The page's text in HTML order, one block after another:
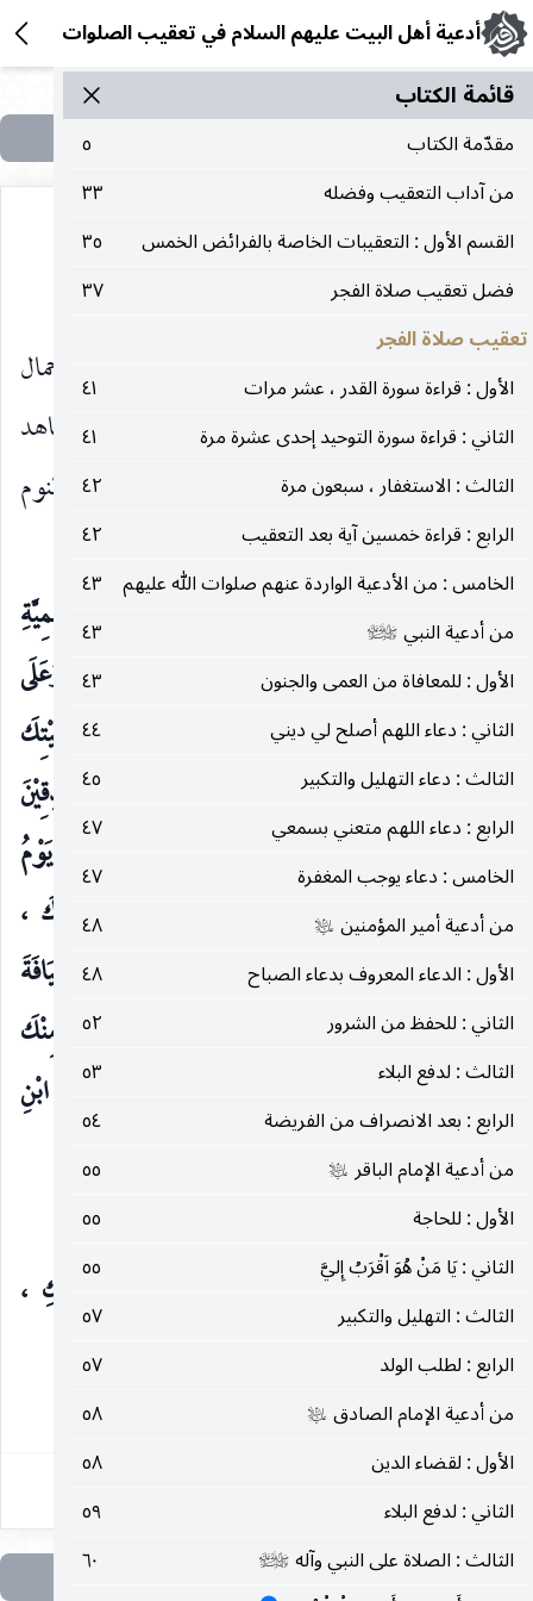
أدعية أهل البيت عليهم السلام في تعقيب الصلوات
قائمة الکتاب
مقدّمة الكتاب
٥
من آداب التعقيب وفضله
٣٣
القسم الأول : التعقيبات الخاصة بالفرائض الخمس
٣٥
فضل تعقيب صلاة الفجر
٣٧
تعقيب صلاة الفجر
الأول : قراءة سورة القدر ، عشر مرات
٤١
الثاني : قراءة سورة التوحيد إحدى عشرة مرة
٤١
الثالث : الاستغفار ، سبعون مرة
٤٢
الرابع : قراءة خمسين آية بعد التعقيب
٤٢
الخامس : من الأدعية الواردة عنهم صلوات الله عليهم ٤٣
من أدعية النبي صلى‌الله‌عليه‌وآله‌وسلم
٤٣
الأول : للمعافاة من العمى والجنون
٤٣
الثاني : دعاء اللهم أصلح لي ديني
٤٤
الثالث : دعاء التهليل والتكبير
٤٥
الرابع : دعاء اللهم متعني بسمعي
٤٧
الخامس : دعاء يوجب المغفرة
٤٧
من أدعية أمير المؤمنين عليه‌السلام
٤٨
الأول : الدعاء المعروف بدعاء الصباح
٤٨
الثاني : للحفظ من الشرور
٥٢
الثالث : لدفع البلاء
٥٣
الرابع : بعد الانصراف من الفريضة
٥٤
من أدعية الإمام الباقر عليه‌السلام
٥٥
الأول : للحاجة
٥٥
الثاني : يَا مَنْ هُوَ اَقْرَبُ إِليَّ
٥٥
الثالث : التهليل والتكبير
٥٧
الرابع : لطلب الولد
٥٧
من أدعية الإمام الصادق عليه‌السلام
٥٨
الأول : لقضاء الدين
٥٨
الثاني : لدفع البلاء
٥٩
الثالث : الصلاة على النبي وآله صلى‌الله‌عليه‌وآله‌وسلم
٦٠
زيارة أمير المؤمنين
قال السيد ابن طاووس رحمه الله تعالى في جمال
الأسبوع : زيارة أمير المؤمنين عليه‌السلام
برواية من شاهد
صاحب الزمان عليه‌السلام، وهو يزور بها في اليقظة لا في النوم
يوم الأحد وهو يوم أمير المؤمنين
السَّلاَمُ عَلَى الشَّجَرَةِ النَّبَوِيَّةِ ، وَالدَّوْحَةِ الهَاشِمِيَّةِ
المُضِيْئَةِ ، المُثْمِرَةِ بِالنُّبُوَّةِ ، المُوْنِعَةِ بالإمَامَةِ ، وَعَلَى
ضَجِيْعَيْكَ آدَمَ وَنُوْحٍ ، السَّلامُ عَلَيْكَ وَعَلَى أهْلِ بَيْتِكَ
الطَّيِّبِيْنَ الطَّاهِريْنَ ، السَّلاَمُ عَلَيْكَ وَعَلَى المَلاَئِكَةِ المُحْدِقِيْنَ
بِكَ وَالْحَافِّيْنَ بِقَبْرِكَ يَا مَوْلاَيَ يَا أمِيرَ المُؤْمِنِيْنَ هَذَا يَوْمُ
الأَحَدِ وَهُوَ يَوْمُكَ وَبِاسْمِكَ وَأَنَا ضَيْفُكَ فيهِ وَجَارُكَ ،
فَأَضِفْنِي يَا مَوْلاَيَ وَأجِرْنِي فَإنَّكَ كَرِيمٌ تُحبُّ الضِّيَافَةَ
وَمَأمُورٌ بِالإجَارَةِ فَافْعَلْ مَا رَغِبْتُ إلَيكَ فيهِ وَرَجَوْتُهُ مِنْكَ
بِمَنْزِلَتِكَ وَآلِ بَيْتِكَ عِنْدَ اللهِ وَبِمَنْزِلَتِهِ عِنْدَكُمْ ، وَبِحَقِّ ابْنِ
عَمِّكَ رَسُولِ اللهِ صَلَّى اللهُ عَلَيْهِ وَعَلَيْكُمْ أجْمَعِيْنَ.
زيارة الزهراء
السَّلاَمُ عَلَيْكِ يَا مُمْتَحَنَةُ ، امْتَحَنَكِ الَّذِي خَلَقَكِ ،
فَوَجَدَكِ